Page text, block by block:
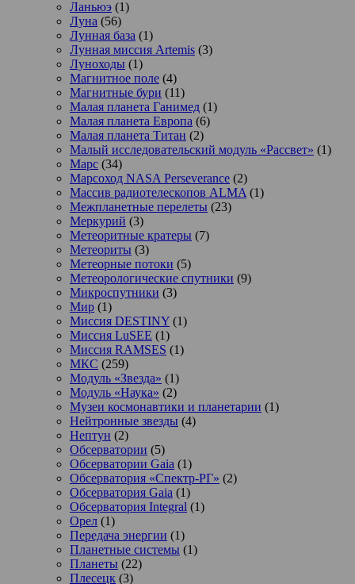
Ланьюэ (1)
Луна (56)
Лунная база (1)
Лунная миссия Artemis (3)
Луноходы (1)
Магнитное поле (4)
Магнитные бури (11)
Малая планета Ганимед (1)
Малая планета Европа (6)
Малая планета Титан (2)
Малый исследовательский модуль «Рассвет» (1)
Марс (34)
Марсоход NASA Perseverance (2)
Массив радиотелескопов ALMA (1)
Межпланетные перелеты (23)
Меркурий (3)
Метеоритные кратеры (7)
Метеориты (3)
Метеорные потоки (5)
Метеорологические спутники (9)
Микроспутники (3)
Мир (1)
Миссия DESTINY (1)
Миссия LuSEE (1)
Миссия RAMSES (1)
МКС (259)
Модуль «Звезда» (1)
Модуль «Наука» (2)
Музеи космонавтики и планетарии (1)
Нейтронные звезды (4)
Нептун (2)
Обсерватории (5)
Обсерватории Gaia (1)
Обсерватория «Спектр-РГ» (2)
Обсерватория Gaia (1)
Обсерватория Integral (1)
Орел (1)
Передача энергии (1)
Планетные системы (1)
Планеты (22)
Плесецк (3)